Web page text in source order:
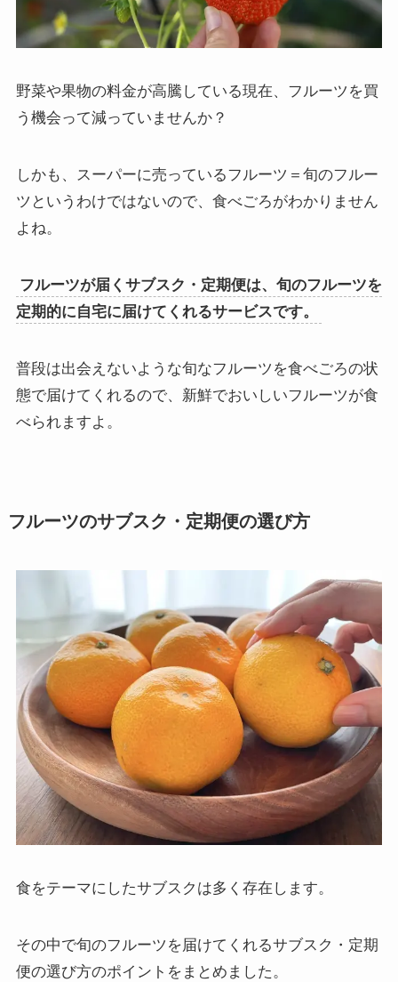
野菜や果物の料金が高騰している現在、フルーツを買
う機会って減っていませんか？
しかも、スーパーに売っているフルーツ＝旬のフルー
ツというわけではないので、食べごろがわかりません
よね。
フルーツが届くサブスク・定期便は、旬のフルーツを
定期的に自宅に届けてくれるサービスです。
普段は出会えないような旬なフルーツを食べごろの状
態で届けてくれるので、新鮮でおいしいフルーツが食
べられますよ。
フルーツのサブスク・定期便の選び方
食をテーマにしたサブスクは多く存在します。
その中で旬のフルーツを届けてくれるサブスク・定期
便の選び方のポイントをまとめました。